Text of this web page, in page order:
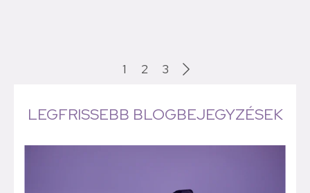
1 2 3
LEGFRISSEBB BLOGBEJEGYZÉSEK